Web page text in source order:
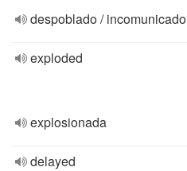
despoblado / incomunicado
exploded
explosionada
delayed